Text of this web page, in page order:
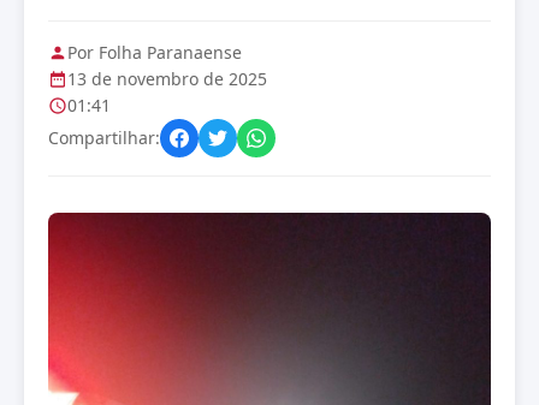
Por Folha Paranaense
13 de novembro de 2025
01:41
Compartilhar: